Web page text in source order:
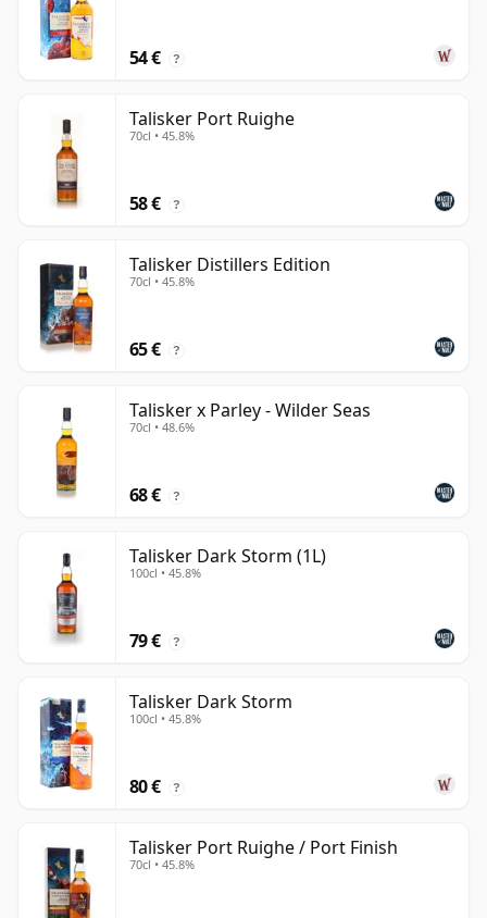
54 € ?
Talisker Port Ruighe
70cl • 45.8%
58 € ?
Talisker Distillers Edition
70cl • 45.8%
65 € ?
Talisker x Parley - Wilder Seas
70cl • 48.6%
68 € ?
Talisker Dark Storm (1L)
100cl • 45.8%
79 € ?
Talisker Dark Storm
100cl • 45.8%
80 € ?
Talisker Port Ruighe / Port Finish
70cl • 45.8%